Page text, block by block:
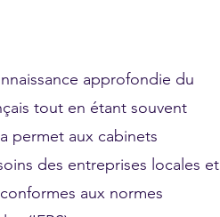
approfondie du
tout en étant souvent
permet aux cabinets
des entreprises locales et
aux normes